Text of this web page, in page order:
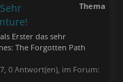
Thema
Erster das sehr
The Forgotten Path
, 0 Antwort(en), im Forum: